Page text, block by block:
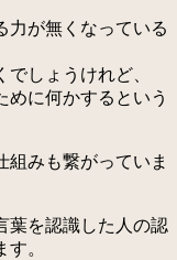
が無くなっている
しょうけれど、
めに何かするという
みも繋がっていま
葉を認識した人の認
。